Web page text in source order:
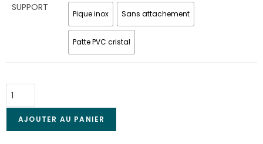
SUPPORT
Pique inox Sans attachement
Patte PVC cristal
AJOUTER AU PANIER